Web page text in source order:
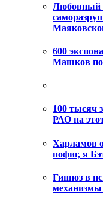
Любовный
600
Машков
100 тысяч
РАО на
Харламов
пофиг, я
Гипноз в
механизмы